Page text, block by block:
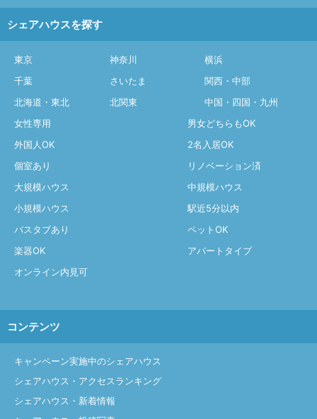
シェアハウスを探す
東京 神奈川
横浜
千葉
さいたま
関西・中部
北海道・東北
北関東
中国・四国・九州
女性専用
男女どちらもOK
外国人OK
2名入居OK
個室あり
リノベーション済
大規模ハウス
中規模ハウス
小規模ハウス
駅近5分以内
バスタブあり
ペットOK
楽器OK
アパートタイプ
オンライン内見可
コンテンツ
キャンペーン実施中のシェアハウス
シェアハウス・アクセスランキング
シェアハウス・新着情報